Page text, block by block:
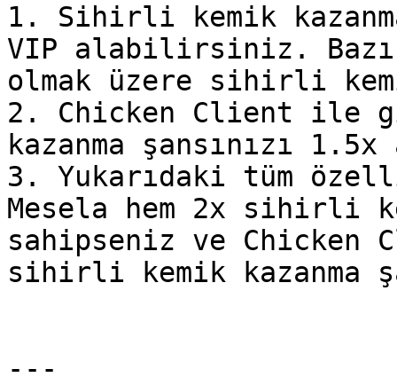
1. Sihirli kemik
VIP alabilirsiniz.
olmak üzere sihirli
2. Chicken Client ile
kazanma şansınızı
3. Yukarıdaki tüm
Mesela hem 2x sihirli
sahipseniz ve Chicken
sihirli kemik kazanma
---